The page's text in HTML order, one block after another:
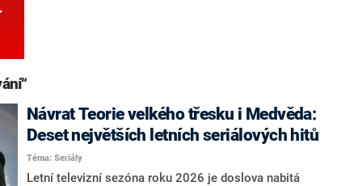
Návrat Teorie velkého třesku i Medvěda:
Deset největších letních seriálových hitů
Téma: Seriály
Letní televizní sezóna roku 2026 je doslova nabitá